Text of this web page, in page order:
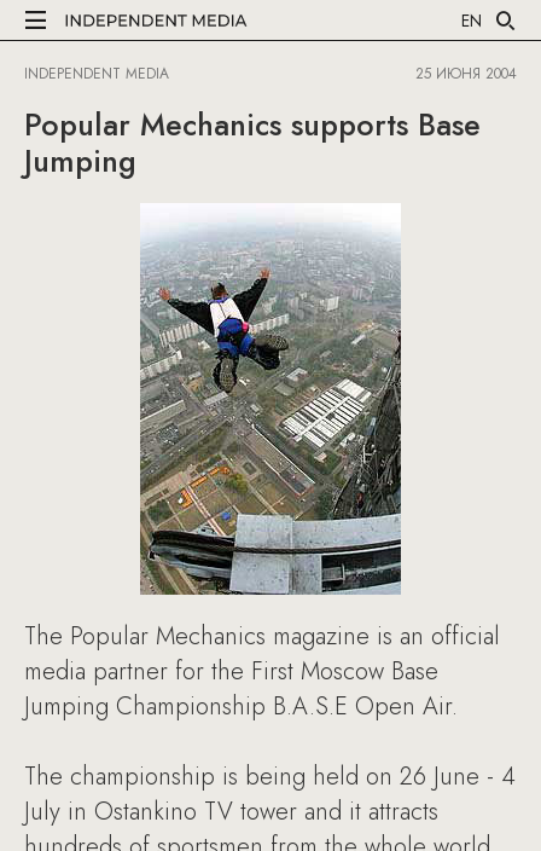
EN
INDEPENDENT MEDIA 25 ИЮНЯ 2004
Popular Mechanics supports Base
Jumping
The Popular Mechanics magazine is an official
media partner for the First Moscow Base
Jumping Championship B.A.S.E Open Air.
The championship is being held on 26 June - 4
July in Ostankino TV tower and it attracts